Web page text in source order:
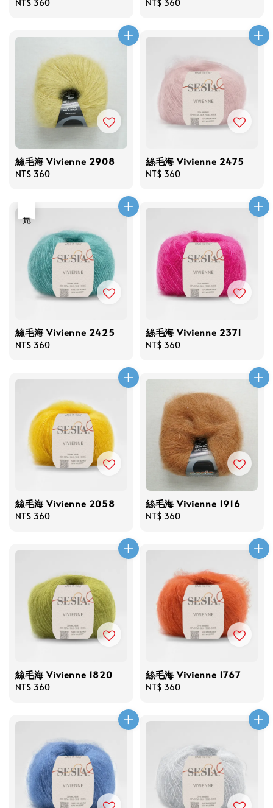
Regular
NT$ 360
Regular
NT$ 360
絲毛海 Vivienne 2908
Regular
NT$ 360
絲毛海 Vivienne 2475
Regular
NT$ 360
絲毛海 Vivienne 2425
Regular
NT$ 360
絲毛海 Vivienne 2371
Regular
NT$ 360
絲毛海 Vivienne 2058
Regular
NT$ 360
絲毛海 Vivienne 1916
Regular
NT$ 360
絲毛海 Vivienne 1820
Regular
NT$ 360
絲毛海 Vivienne 1767
Regular
NT$ 360